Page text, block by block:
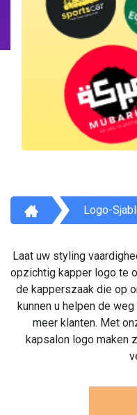
Logo-
Laat uw styling
opzichtig kapper logo te
de kapperszaak die op
kunnen u helpen de
meer klanten. Met
kapsalon logo maken